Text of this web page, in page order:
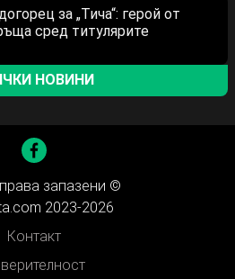
за „Тича“: герой от
сред титулярите
НОВИНИ
запазени ©
2023-2026
Контакт